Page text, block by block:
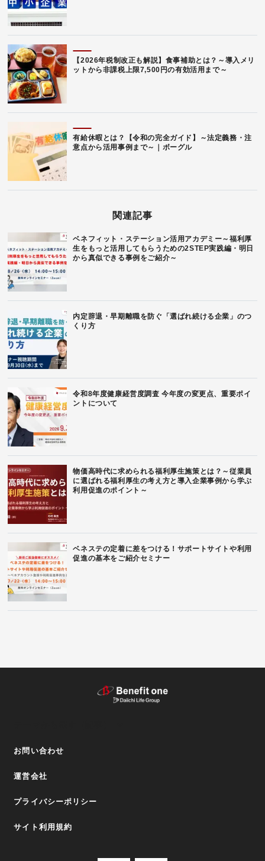
【2026年税制改正も解説】食事補助とは？～導入メリ
ットから非課税上限7,500円の有効活用まで～
有給休暇とは？【令和の完全ガイド】～法定義務・注
意点から活用事例まで～｜ボーグル
関連記事
ベネフィット・ステーション活用アカデミー～福利厚
生をもっと活用してもらうための2STEP実践編・明日
から真似できる事例をご紹介～
内定辞退・早期離職を防ぐ「選ばれ続ける企業」のつ
くり方
令和8年度健康経営度調査 今年度の変更点、重要ポイ
ントについて
物価高時代に求められる福利厚生施策とは？～従業員
に選ばれる福利厚生の考え方と導入企業事例から学ぶ
利用促進のポイント～
ベネステの定着に差をつける！サポートサイトや利用
促進の基本をご紹介セミナー
お問い合わせ
運営会社
プライバシーポリシー
サイト利用規約